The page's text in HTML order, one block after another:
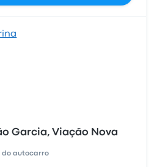
Garcia, Viação Nova
do autocarro